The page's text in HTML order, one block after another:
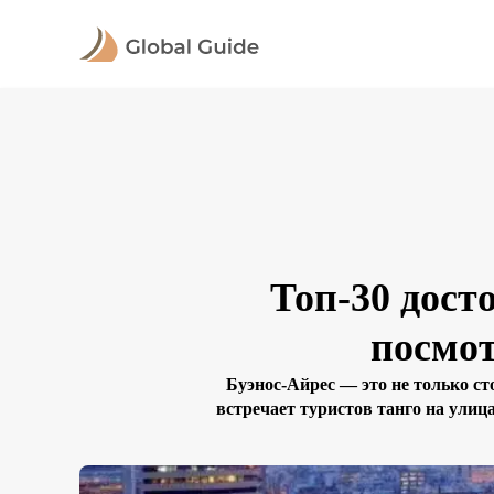
Топ-30
Буэнос-Айрес — это не только
встречает туристов танго на